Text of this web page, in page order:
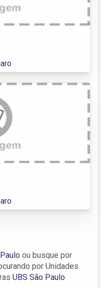
ou busque por
por Unidades
UBS São Paulo